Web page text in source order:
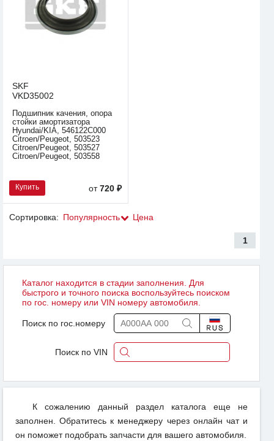
SKF
VKD35002
Подшипник качения, опора
стойки амортизатора
Hyundai/KIA, 546122C000
Citroen/Peugeot, 503523
Citroen/Peugeot, 503527
Citroen/Peugeot, 503558
Купить от720 ₽
Сортировка: Популярность Цена
1
Каталог находится в стадии заполнения. Для
быстрого и точного поиска воспользуйтесь поиском
по гос. номеру или VIN номеру автомобиля.
Поиск по гос.номеру
Поиск по VIN
К сожалению данный раздел каталога еще не
заполнен. Обратитесь к менеджеру через онлайн чат и
он поможет подобрать запчасти для вашего автомобиля.